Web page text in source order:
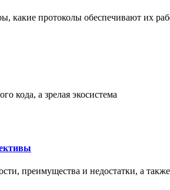
какие протоколы обеспечивают их
кода, а зрелая экосистема
преимущества и недостатки, а